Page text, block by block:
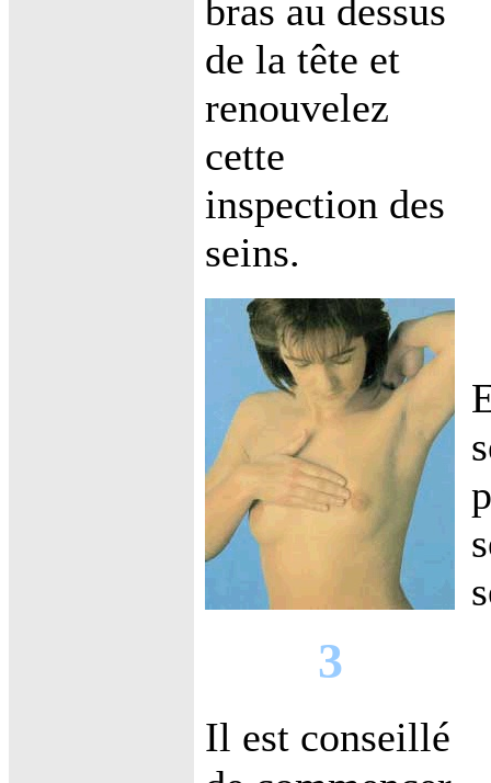
bras au dessus
de la tête et
renouvelez
cette
inspection des
seins.
3
Il est conseillé